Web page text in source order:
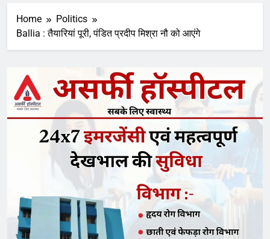
Home
Politics
Ballia : तैयारियां पूरी, पंडित प्रदीप मिश्रा नौ को आएंगे